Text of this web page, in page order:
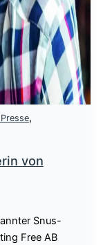
,
von
Snus-
Free AB